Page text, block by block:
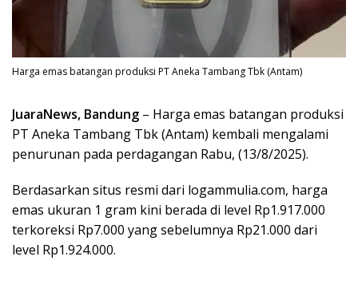
Harga emas batangan produksi PT Aneka Tambang Tbk (Antam)
JuaraNews, Bandung – Harga emas batangan produksi
PT Aneka Tambang Tbk (Antam) kembali mengalami
penurunan pada perdagangan Rabu, (13/8/2025).
Berdasarkan situs resmi dari logammulia.com, harga
emas ukuran 1 gram kini berada di level Rp1.917.000
terkoreksi Rp7.000 yang sebelumnya Rp21.000 dari
level Rp1.924.000.